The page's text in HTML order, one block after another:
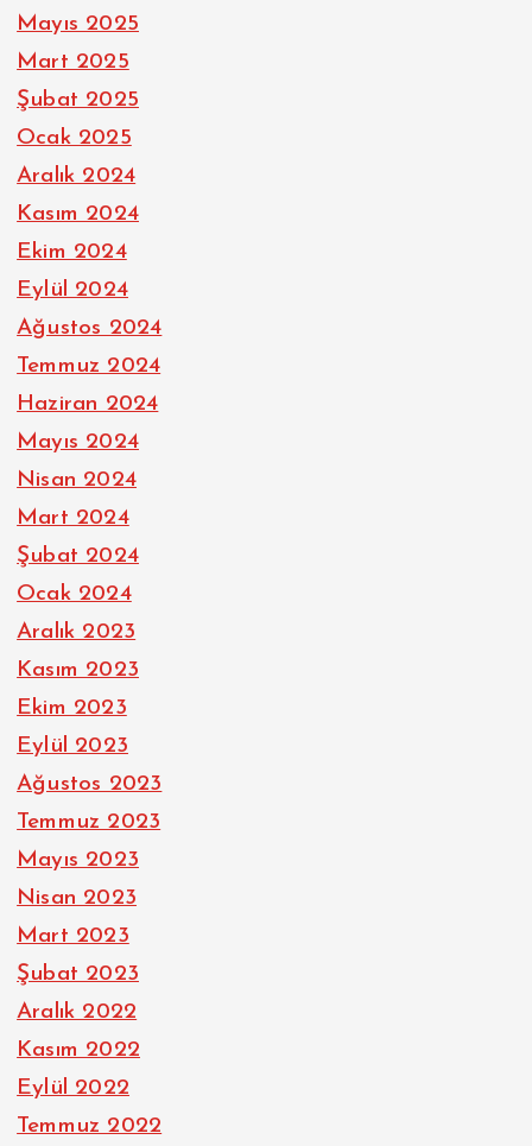
Mayıs 2025
Mart 2025
Şubat 2025
Ocak 2025
Aralık 2024
Kasım 2024
Ekim 2024
Eylül 2024
Ağustos 2024
Temmuz 2024
Haziran 2024
Mayıs 2024
Nisan 2024
Mart 2024
Şubat 2024
Ocak 2024
Aralık 2023
Kasım 2023
Ekim 2023
Eylül 2023
Ağustos 2023
Temmuz 2023
Mayıs 2023
Nisan 2023
Mart 2023
Şubat 2023
Aralık 2022
Kasım 2022
Eylül 2022
Temmuz 2022